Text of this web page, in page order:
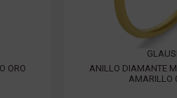
ORO
ANILLO DIAMANTE
AMARILLO